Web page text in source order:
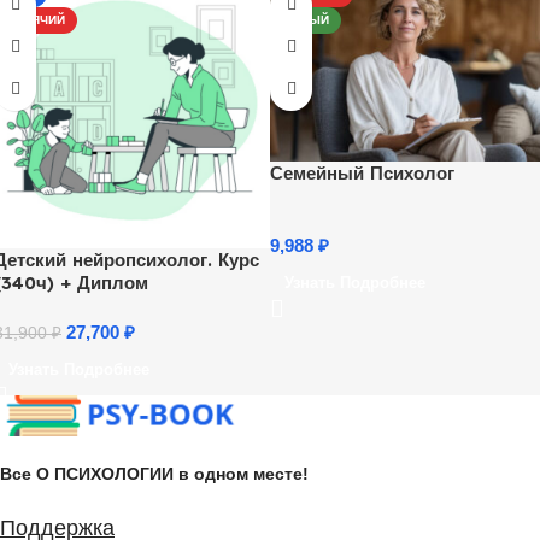
ГОРЯЧИЙ
нейропсихолог. Курс
+ Диплом
₽ 27,700 ₽
НОВЫЙ
Семейный Психолог
9,988 ₽
Все О ПСИХОЛОГИИ в одном месте!
Поддержка